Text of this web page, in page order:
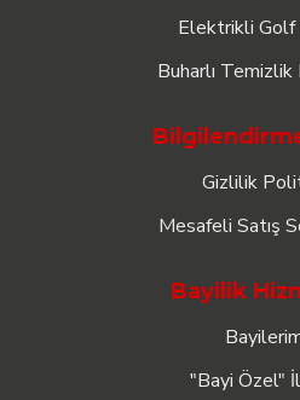
Elektrikli Golf
Buharlı
Gizlilik
Mesafeli Satış
Bayilik
"Bayi Özel"